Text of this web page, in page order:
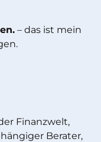
– das ist mein
Finanzwelt,
Berater,